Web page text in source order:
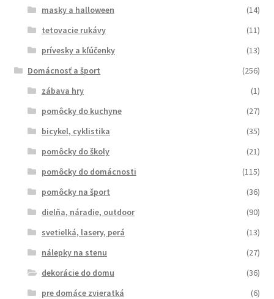
masky a halloween
(14)
tetovacie rukávy
(11)
prívesky a kľúčenky
(13)
Domácnosť a šport
(256)
zábava hry
(1)
pomôcky do kuchyne
(27)
bicykel, cyklistika
(35)
pomôcky do školy
(21)
pomôcky do domácnosti
(115)
pomôcky na šport
(36)
dielňa, náradie, outdoor
(90)
svetielká, lasery, perá
(13)
nálepky na stenu
(27)
dekorácie do domu
(36)
pre domáce zvieratká
(6)